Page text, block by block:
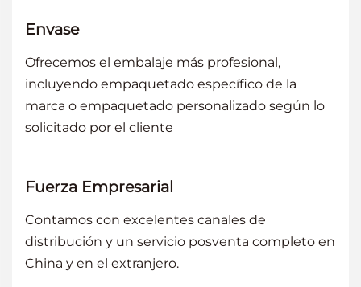
Envase
Ofrecemos el embalaje más profesional,
incluyendo empaquetado específico de la
marca o empaquetado personalizado según lo
solicitado por el cliente
Fuerza Empresarial
Contamos con excelentes canales de
distribución y un servicio posventa completo en
China y en el extranjero.